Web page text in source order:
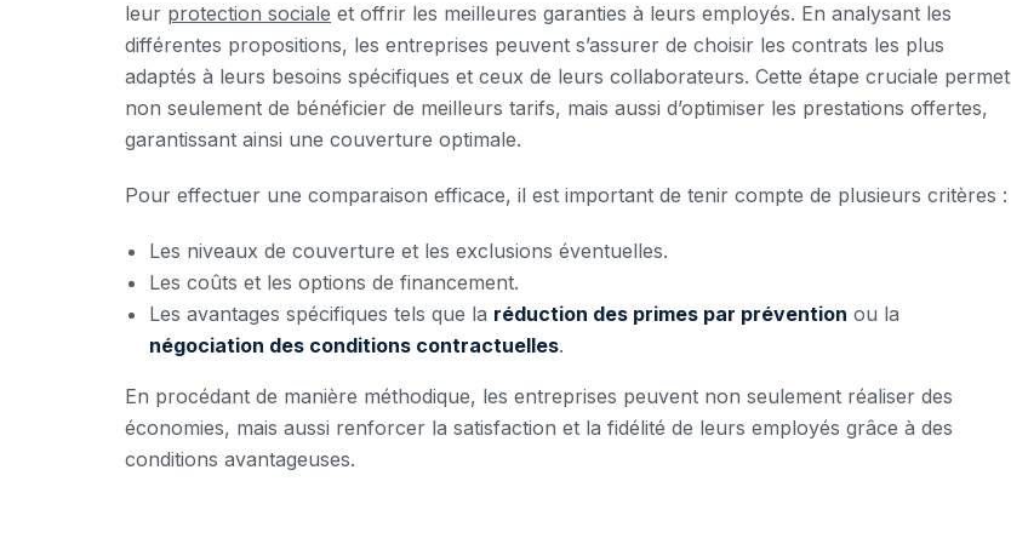
leur protection sociale et offrir les meilleures garanties à leurs employés. En analysant les
différentes propositions, les entreprises peuvent s’assurer de choisir les contrats les plus
adaptés à leurs besoins spécifiques et ceux de leurs collaborateurs. Cette étape cruciale permet
non seulement de bénéficier de meilleurs tarifs, mais aussi d’optimiser les prestations offertes,
garantissant ainsi une couverture optimale.
Pour effectuer une comparaison efficace, il est important de tenir compte de plusieurs critères :
Les niveaux de couverture et les exclusions éventuelles.
Les coûts et les options de financement.
Les avantages spécifiques tels que la réduction des primes par prévention ou la
négociation des conditions contractuelles.
En procédant de manière méthodique, les entreprises peuvent non seulement réaliser des
économies, mais aussi renforcer la satisfaction et la fidélité de leurs employés grâce à des
conditions avantageuses.